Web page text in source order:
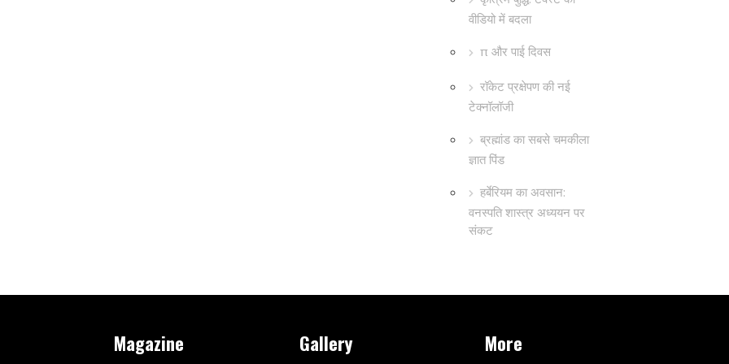
वीडियो में बदला
π और पाई दिवस
रॉकेट प्रक्षेपण की नई
टेक्नॉलॉजी
ब्रह्मांड का सबसे चमकीला
ज्ञात पिंड
हर्बेरियम का अवसान:
वनस्पति शास्त्र अध्ययन पर
संकट
Magazine Gallery More